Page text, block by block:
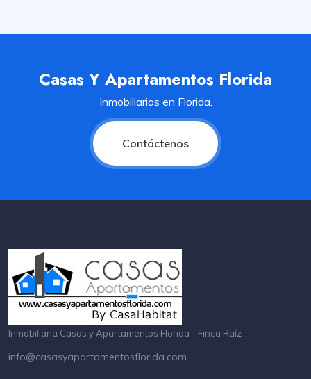
Casas Y Apartamentos Florida
Inmobiliarias en Florida.
Contáctenos
Inmobiliaria Casas y Apartamentos Florida - Finca Raíz
info@casasyapartamentosflorida.com